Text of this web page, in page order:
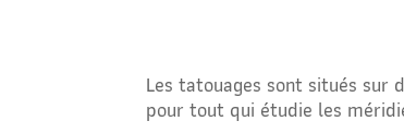
Les tatouages sont situés sur
pour tout qui étudie les